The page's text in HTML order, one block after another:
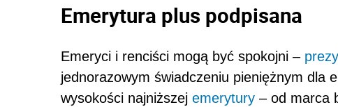
Emerytura plus podpisana
Emeryci i renciści mogą być spokojni –
jednorazowym świadczeniu pieniężnym dla
wysokości najniższej emerytury – od marca